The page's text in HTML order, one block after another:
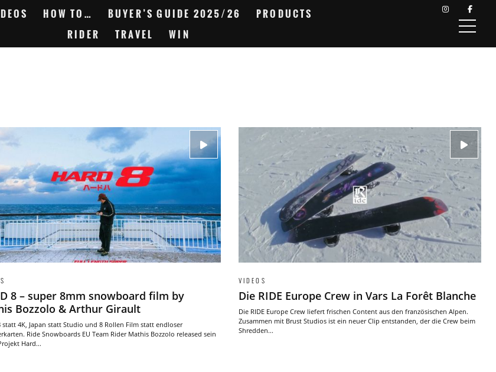
HOW TO… BUYER’S GUIDE 2025/26
PRODUCTS
RIDER
TRAVEL WIN
8 – super 8mm snowboard film by
Bozzolo & Arthur Girault
statt 4K, Japan statt Studio und 8 Rollen Film statt endloser
Ride Snowboards EU Team Rider Mathis Bozzolo released sein
Hard...
VIDEOS
Die RIDE Europe Crew in Vars La Forêt Blanche
Die RIDE Europe Crew liefert frischen Content aus den französischen Alpen.
Zusammen mit Brust Studios ist ein neuer Clip entstanden, der die Crew beim
Shredden...